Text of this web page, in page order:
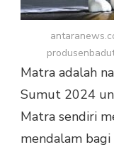
Matra adalah
Sumut 2024
Matra sendiri
mendalam